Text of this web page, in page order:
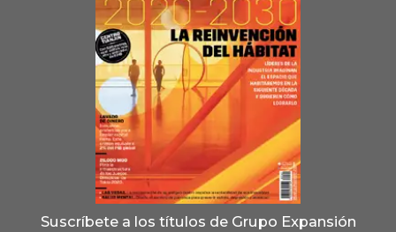
Suscríbete a los títulos de Grupo Expansión